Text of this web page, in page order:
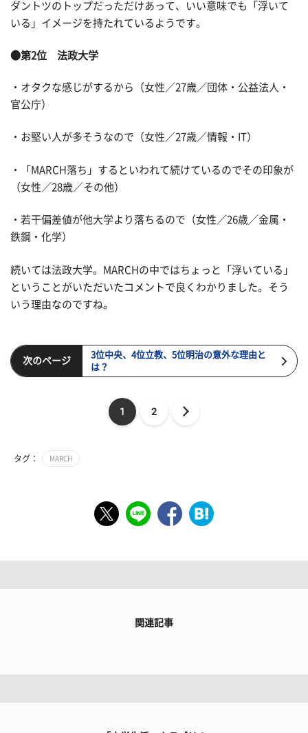
ダントツのトップだっただけあって、いい意味でも「浮いて
いる」イメージを持たれているようです。
●第2位 法政大学
・オタクな感じがするから（女性／27歳／団体・公益法人・
官公庁）
・お堅い人が多そうなので（女性／27歳／情報・IT）
・「MARCH落ち」するといわれて続けているのでその印象が
（女性／28歳／その他）
・若干偏差値が他大学より落ちるので（女性／26歳／金属・
鉄鋼・化学）
続いては法政大学。MARCHの中ではちょっと「浮いている」
ということがいただいたコメントで良くわかりました。そう
いう理由なのですね。
次のページ
3位中央、4位立教、5位明治の意外な理由と
は？
1 2
タグ： MARCH
関連記事